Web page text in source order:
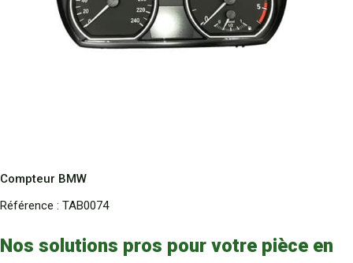
Compteur BMW
Référence : TAB0074
Nos solutions pros pour votre pièce en